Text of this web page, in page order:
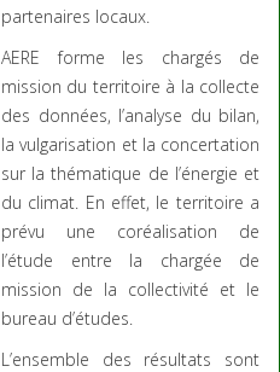
partenaires locaux.
AERE forme les chargés de
mission du territoire à la collecte
des données, l’analyse du bilan,
la vulgarisation et la concertation
sur la thématique de l’énergie et
du climat. En effet, le territoire a
prévu une coréalisation de
l’étude entre la chargée de
mission de la collectivité et le
bureau d’études.
L’ensemble des résultats sont